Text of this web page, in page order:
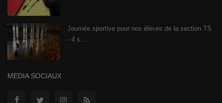
Journée sportive pour nos élèves de la section TS
- 4 s...
MEDIA SOCIAUX